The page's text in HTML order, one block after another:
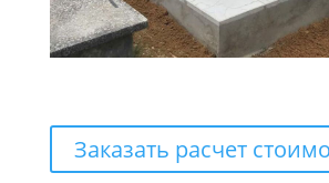
Заказать расчет